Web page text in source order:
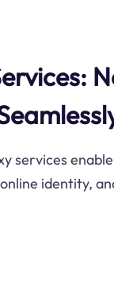
services
identity,